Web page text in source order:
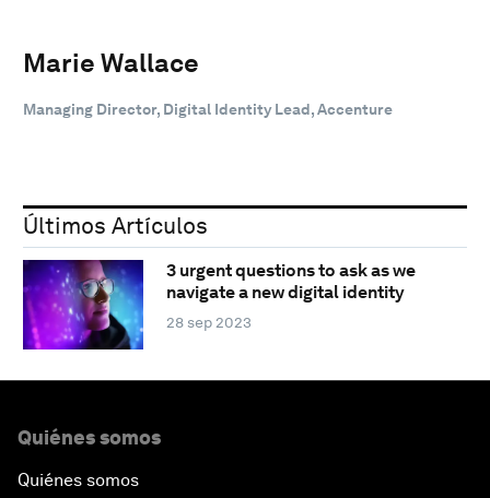
Marie Wallace
Managing Director, Digital Identity Lead, Accenture
Últimos Artículos
3 urgent questions to ask as we
navigate a new digital identity
28 sep 2023
Quiénes somos
Quiénes somos